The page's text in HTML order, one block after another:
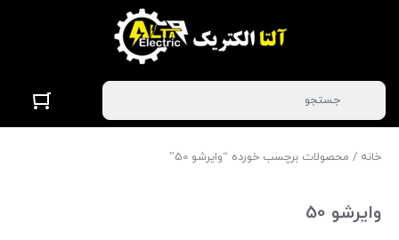
خانه / محصولات برچسب خورده “وایرشو 50”
وایرشو 50